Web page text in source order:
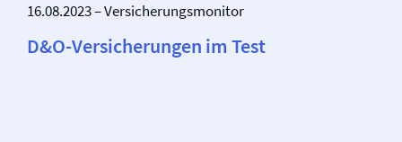
16.08.2023 – Versicherungsmonitor
D&O-Versicherungen im Test